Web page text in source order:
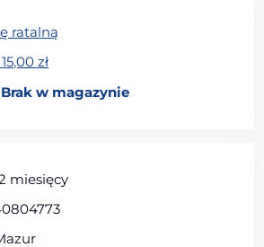
ratalną
15,00zł
Brak w magazynie
miesięcy